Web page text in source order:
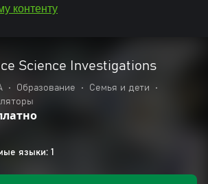
контенту
Science Investigations
• Образование • Семья и дети
•
языки: 1